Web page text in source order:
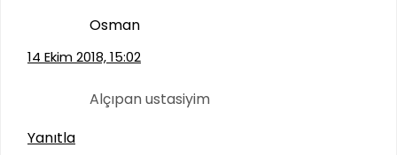
Osman
14 Ekim 2018, 15:02
Alçıpan ustasiyim
Yanıtla